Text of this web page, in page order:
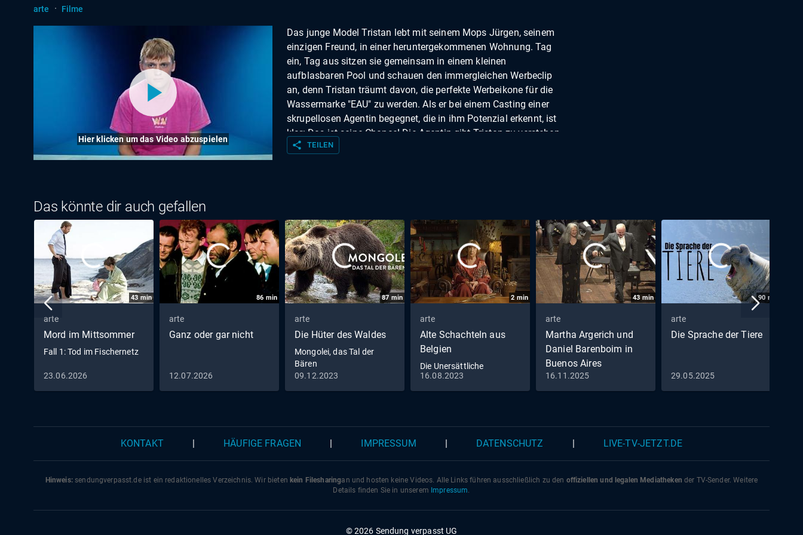
arte · Filme
Hier klicken um das Video abzuspielen
Das junge Model Tristan lebt mit seinem Mops Jürgen, seinem
einzigen Freund, in einer heruntergekommenen Wohnung. Tag
ein, Tag aus sitzen sie gemeinsam in einem kleinen
aufblasbaren Pool und schauen den immergleichen Werbeclip
an, denn Tristan träumt davon, die perfekte Werbeikone für die
Wassermarke "EAU" zu werden. Als er bei einem Casting einer
skrupellosen Agentin begegnet, die in ihm Potenzial erkennt, ist
klar: Das ist seine Chance! Die Agentin gibt Tristan zu verstehen,
dass nur ein Weg zum Erfolg führt: der Verlust jeglicher
share TEILEN
Das könnte dir auch gefallen
43 min
arte
Mord im Mittsommer
Fall 1: Tod im Fischernetz
23.06.2026
86 min
arte
Ganz oder gar nicht
12.07.2026
87 min
arte
Die Hüter des Waldes
Mongolei, das Tal der
Bären
09.12.2023
2 min
arte
Alte Schachteln aus
Belgien
Die Unersättliche
16.08.2023
43min
arte
Martha Argerich und
Daniel Barenboim in
Buenos Aires
Sternstunden der Musik -
Dokufilm
16.11.2025
90 min
arte
Die Sprache der Tiere
29.05.2025
KONTAKT HÄUFIGE FRAGEN IMPRESSUM DATENSCHUTZ LIVE-TV-JETZT.DE
Hinweis:sendungverpasst.deist ein redaktionelles Verzeichnis. Wir bieten kein Filesharingan und hosten keine Videos. Alle Links führen ausschließlich zu den offiziellen und legalen Mediatheken der TV-Sender. Weitere
Details finden Sie in unserem Impressum.
© 2026 Sendung verpasst UG